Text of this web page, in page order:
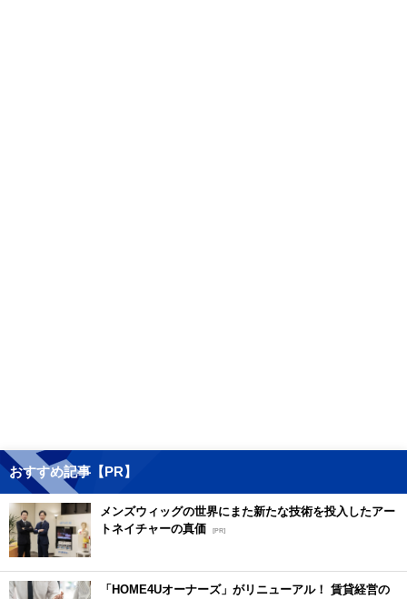
おすすめ記事【PR】
メンズウィッグの世界にまた新たな技術を投入したアー
トネイチャーの真価 [PR]
「HOME4Uオーナーズ」がリニューアル！ 賃貸経営の